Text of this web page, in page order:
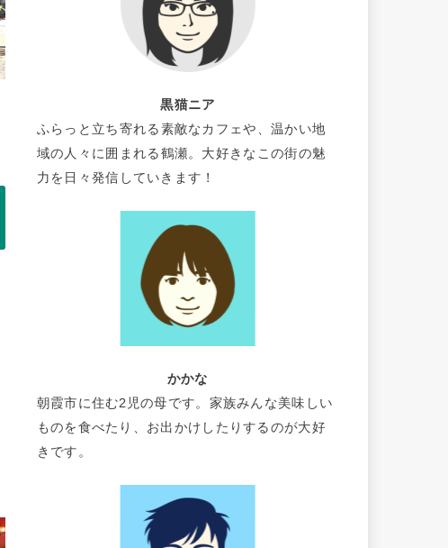
黒猫ニア
ふらっと立ち寄れる素敵なカフェや、温かい地
域の人々に囲まれる鶴瀬。大好きなこの街の魅
力を日々発信していきます！
かかな
朝霞市に住む2児の母です。家族みんな美味しい
ものを食べたり、お出かけしたりするのが大好
きです。